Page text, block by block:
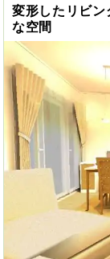
変形したリビン
な空間